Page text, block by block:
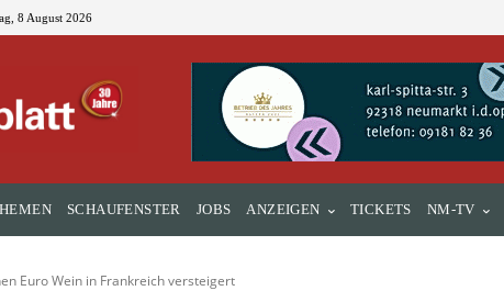
8 August 2026
SCHAUFENSTER JOBS ANZEIGEN TICKETS NM-TV
Euro Wein in Frankreich versteigert